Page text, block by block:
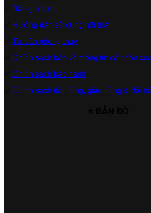
Báo giá cửa
Hướng dẫn sử dụng nội thất
Tư vấn phong thủy
Chính sách bảo vệ thông tin cá nhân
Chính sách bảo hành
Chính sách đặt hàng, giao hàng & đổi